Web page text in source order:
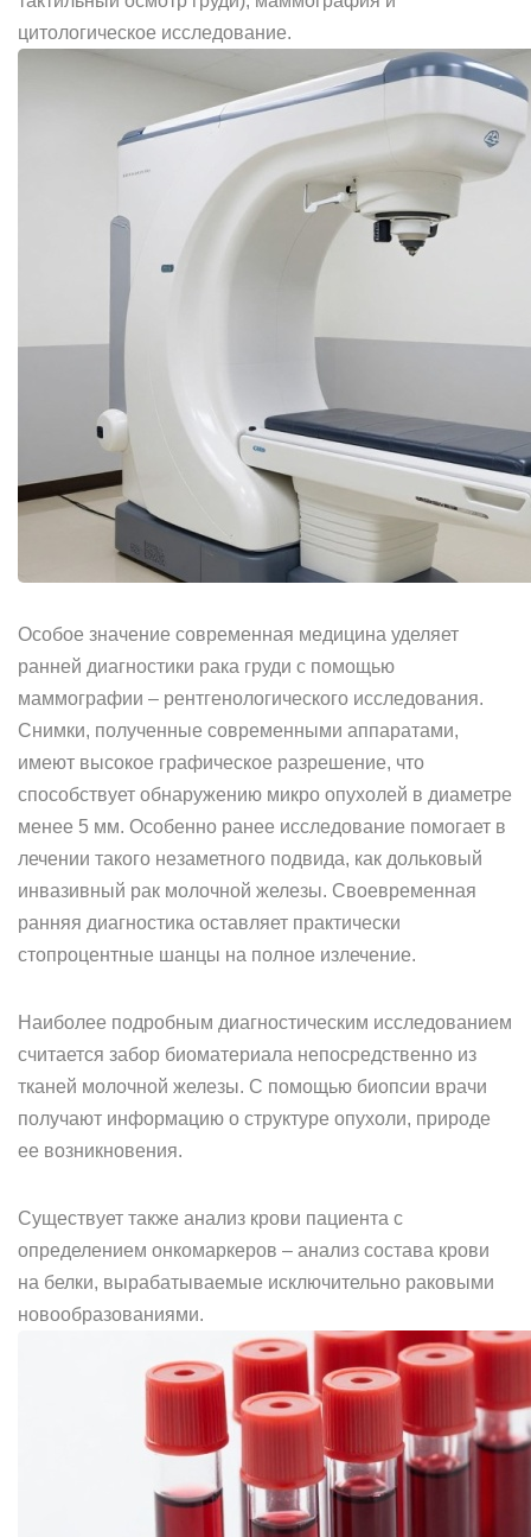
цитологическое исследование.
Особое значение современная медицина уделяет
ранней диагностики рака груди с помощью
маммографии – рентгенологического исследования.
Снимки, полученные современными аппаратами,
имеют высокое графическое разрешение, что
способствует обнаружению микро опухолей в диаметре
менее 5 мм. Особенно ранее исследование помогает в
лечении такого незаметного подвида, как дольковый
инвазивный рак молочной железы. Своевременная
ранняя диагностика оставляет практически
стопроцентные шанцы на полное излечение.
Наиболее подробным диагностическим исследованием
считается забор биоматериала непосредственно из
тканей молочной железы. С помощью биопсии врачи
получают информацию о структуре опухоли, природе
ее возникновения.
Существует также анализ крови пациента с
определением онкомаркеров – анализ состава крови
на белки, вырабатываемые исключительно раковыми
новообразованиями.